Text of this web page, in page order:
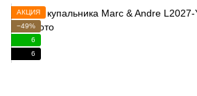
АКЦИЯ
−49%
6
6